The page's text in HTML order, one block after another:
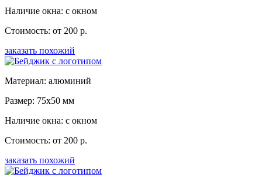
Наличие окна: с окном
Стоимость: от 200 р.
заказать похожий
Материал: алюминий
Размер: 75x50 мм
Наличие окна: с окном
Стоимость: от 200 р.
заказать похожий